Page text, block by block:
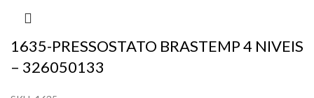
1635-PRESSOSTATO BRASTEMP 4 NIVEIS
– 326050133